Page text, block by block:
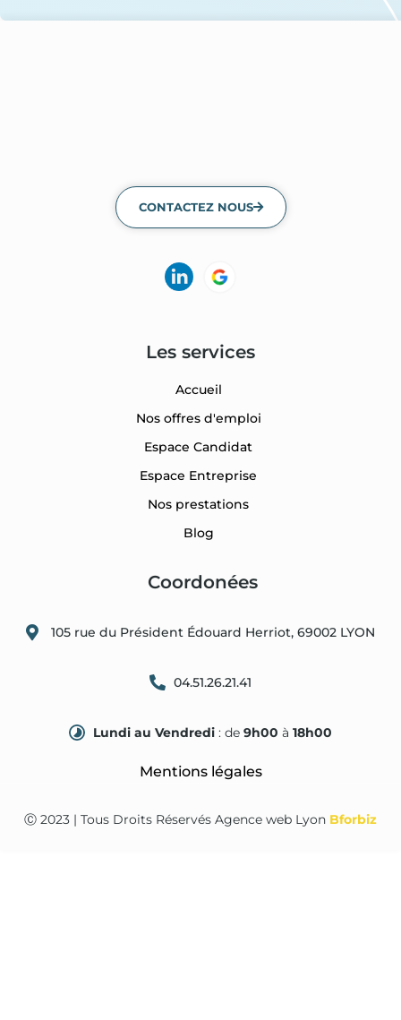
CONTACTEZ NOUS
Les services
Accueil
Nos offres d'emploi
Espace Candidat
Espace Entreprise
Nos prestations
Blog
Coordonées
105 rue du Président Édouard Herriot, 69002 LYON
04.51.26.21.41
Lundi au Vendredi : de9h00 à18h00
Mentions légales
Ⓒ 2023 | Tous Droits Réservés Agence web Lyon Bforbiz